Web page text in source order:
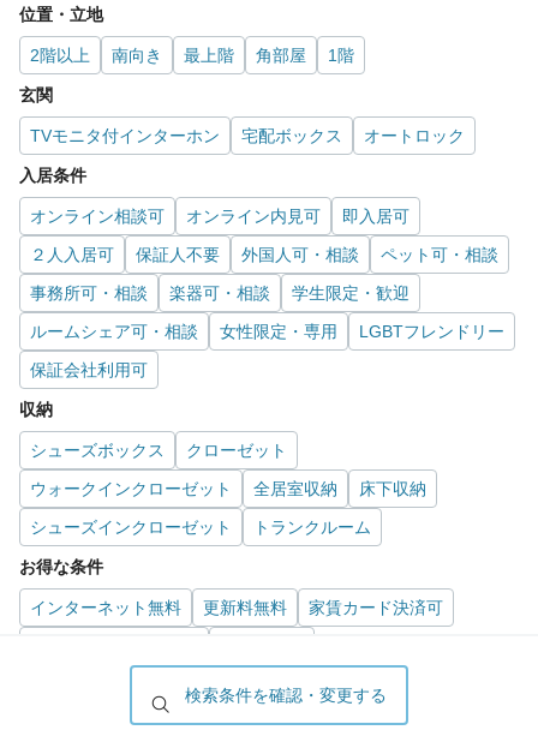
検索条件を確認・変更する
位置・立地
2階以上 南向き 最上階 角部屋 1階
玄関
TVモニタ付インターホン 宅配ボックス オートロック
入居条件
オンライン相談可 オンライン内見可
即入居可
２人入居可
保証人不要 外国人可・相談
ペット可・相談
事務所可・相談
楽器可・相談
学生限定・歓迎
ルームシェア可・相談
女性限定・専用
LGBTフレンドリー
保証会社利用可
収納
シューズボックス
クローゼット
ウォークインクローゼット
全居室収納
床下収納
シューズインクローゼット
トランクルーム
お得な条件
インターネット無料 更新料無料
家賃カード決済可
システムキッチン 電気コンロ